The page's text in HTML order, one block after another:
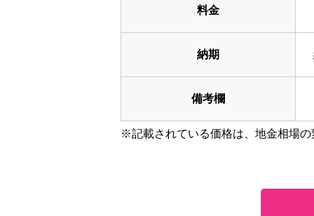
料金
納期
備考欄
※記載されている価格は、地金相場